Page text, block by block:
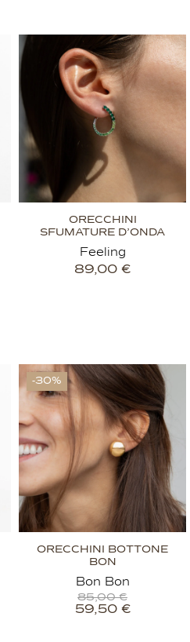
ORECCHINI
SFUMATURE D’ONDA
Feeling
89,00 €
-30%
ORECCHINI BOTTONE
BON
Bon Bon
85,00€
59,50 €